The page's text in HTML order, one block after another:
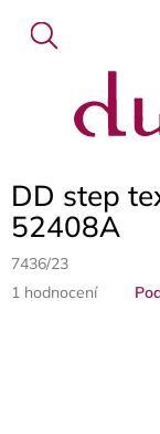
obsah
DD step
52408A
7436/23
Průměrné
1 hodnocení